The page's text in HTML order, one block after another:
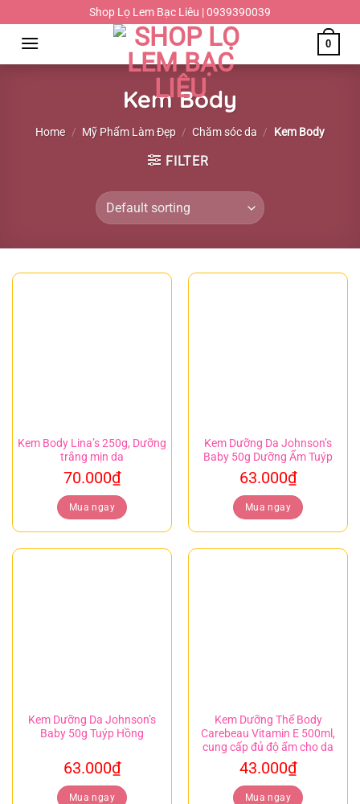
đến
dung
Shop Lọ Lem Bạc Liêu | 0939390039
0
Kem Body
Home / Mỹ Phẩm Làm Đẹp / Chăm sóc da / Kem Body
FILTER
Kem Body Lina’s 250g, Dưỡng
trắng mịn da
70.000₫
Mua ngay
Kem Dưỡng Da Johnson’s
Baby 50g Dưỡng Ẩm Tuýp
63.000₫
Mua ngay
Kem Dưỡng Da Johnson’s
Baby 50g Tuýp Hồng
63.000₫
Mua ngay
Kem Dưỡng Thể Body
Carebeau Vitamin E 500ml,
cung cấp đủ độ ẩm cho da
43.000₫
Mua ngay